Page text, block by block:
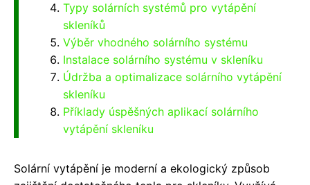
Typy solárních systémů pro vytápění
skleníků
Výběr vhodného solárního systému
Instalace solárního systému v skleníku
Údržba a optimalizace solárního vytápění
skleníku
Příklady úspěšných aplikací solárního
vytápění skleníku
Solární vytápění je moderní a ekologický způsob